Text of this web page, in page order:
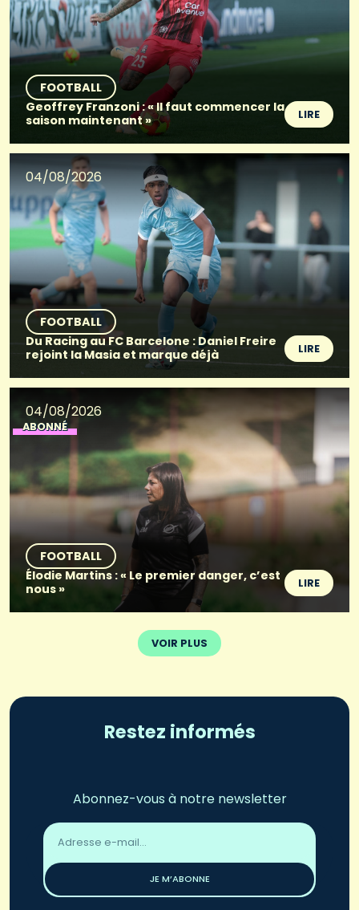
FOOTBALL
Geoffrey Franzoni : « Il faut commencer la
saison maintenant »
LIRE
04/08/2026
FOOTBALL
Du Racing au FC Barcelone : Daniel Freire
rejoint la Masia et marque déjà
LIRE
04/08/2026
ABONNÉ
FOOTBALL
Élodie Martins : « Le premier danger, c’est
nous »
LIRE
VOIR PLUS
Restez informés
Abonnez-vous à notre newsletter
Adresse
email
JE M’ABONNE